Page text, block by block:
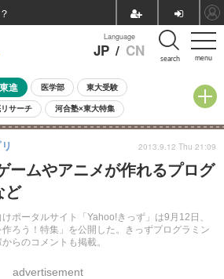
menu
Language
JP / CN search
進 医学部 東大受験
サーチ 河合塾×東大特集
受験 中学受験 小学校受験
開催学校説明会・相談会
国公立高校 過去問 人気記事
自由研究教材（中学生向け）
ームやアニメが作れるプログ
ど
ポータルサイト「Yahoo!きっず」は9月12日、
ろう！特集」を公開した。きっずプログラミン
らのコメントも掲載。
advertisement
2013.9.12 Thu 21:09